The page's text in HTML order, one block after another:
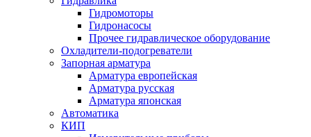
Гидромоторы
Гидронасосы
Прочее гидравлическое оборудование
Охладители-подогреватели
Запорная арматура
Арматура европейская
Арматура русская
Арматура японская
Автоматика
КИП